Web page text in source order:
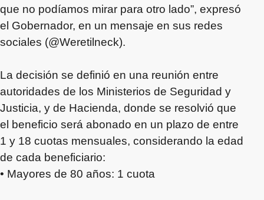
que no podíamos mirar para otro lado”, expresó
el Gobernador, en un mensaje en sus redes
sociales (@Weretilneck).
La decisión se definió en una reunión entre
autoridades de los Ministerios de Seguridad y
Justicia, y de Hacienda, donde se resolvió que
el beneficio será abonado en un plazo de entre
1 y 18 cuotas mensuales, considerando la edad
de cada beneficiario:
• Mayores de 80 años: 1 cuota